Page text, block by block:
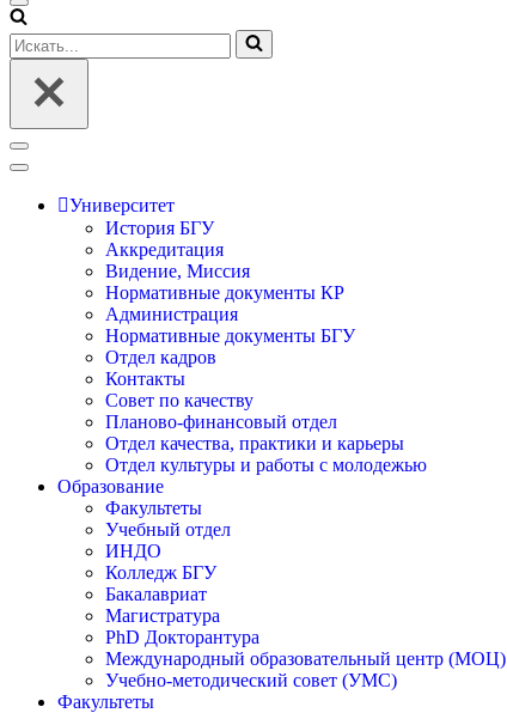
Меню
навигации
Искать...
Меню
навигации
Университет
История БГУ
Аккредитация
Видение, Миссия
Нормативные документы КР
Администрация
Нормативные документы БГУ
Отдел кадров
Контакты
Совет по качеству
Планово-финансовый отдел
Отдел качества, практики и карьеры
Отдел культуры и работы с молодежью
Образование
Факультеты
Учебный отдел
ИНДО
Колледж БГУ
Бакалавриат
Магистратура
PhD Докторантура
Международный образовательный центр (МОЦ)
Учебно-методический совет (УМС)
Факультеты